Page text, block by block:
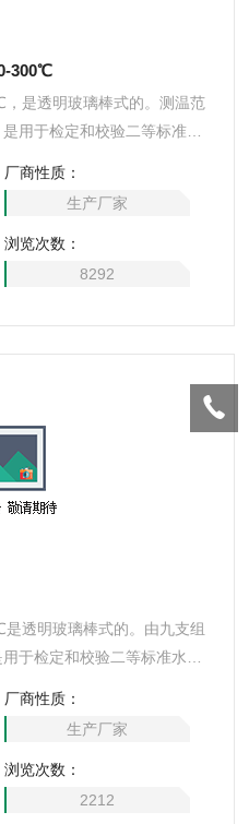
300℃
是透明玻璃棒式的。测温范
用于检定和校验二等标准水
厂商性质：
生产厂家
浏览次数：
8292
透明玻璃棒式的。由九支组
于检定和校验二等标准水银
温度值的主要仪表。：
厂商性质：
生产厂家
浏览次数：
2212